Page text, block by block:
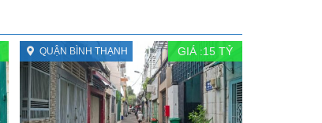
QUẬN BÌNH THẠNH GIÁ :15TỶ